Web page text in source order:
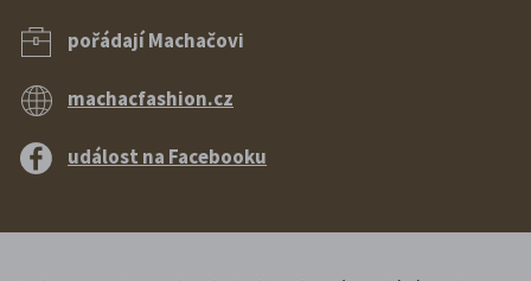
pořádají Machačovi
machacfashion.cz
událost na Facebooku